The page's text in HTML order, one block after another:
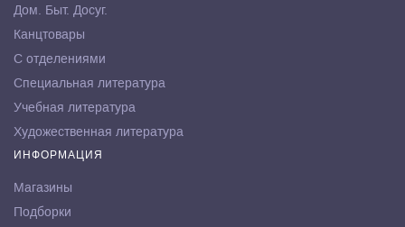
Дом. Быт. Досуг.
Канцтовары
С отделениями
Специальная литература
Учебная литература
Художественная литература
ИНФОРМАЦИЯ
Магазины
Подборки